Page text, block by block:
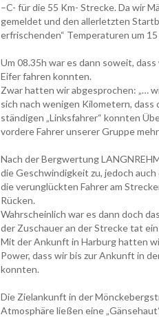
–C- für die 55 Km- Strecke. Da wir
gemeldet und den allerletzten
erfrischenden“ Temperaturen um
Um 08.35h war es dann soweit,
Eifer fahren konnten.
Zwar hatten wir abgesprochen: „…
sich nach wenigen Kilometern,
ständigen „Linksfahrer“ konnten
vordere Fahrer unserer Gruppe
Nach der Bergwertung
die Geschwindigkeit zu, jedoch
die verunglückten Fahrer am
Rücken.
Wahrscheinlich war es dann doch
der Zuschauer an der Strecke tat
Mit der Ankunft in Harburg hatten
Power, dass wir bis zur Ankunft in
konnten.
Die Zielankunft in der
Atmosphäre ließen eine